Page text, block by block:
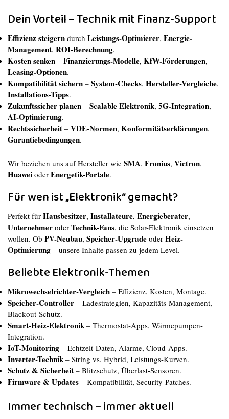
Dein Vorteil – Technik mit Finanz-Support
Effizienz steigern durch Leistungs-Optimierer, Energie-
Management, ROI-Berechnung.
Kosten senken – Finanzierungs-Modelle, KfW-Förderungen,
Leasing-Optionen.
Kompatibilität sichern – System-Checks, Hersteller-Vergleiche,
Installations-Tipps.
Zukunftssicher planen – Scalable Elektronik, 5G-Integration,
AI-Optimierung.
Rechtssicherheit – VDE-Normen, Konformitätserklärungen,
Garantiebedingungen.
Wir beziehen uns auf Hersteller wie SMA, Fronius, Victron,
Huawei oder Energetik-Portale.
Für wen ist „Elektronik“ gemacht?
Perfekt für Hausbesitzer, Installateure, Energieberater,
Unternehmer oder Technik-Fans, die Solar-Elektronik einsetzen
wollen. Ob PV-Neubau, Speicher-Upgrade oder Heiz-
Optimierung – unsere Inhalte passen zu jedem Level.
Beliebte Elektronik-Themen
Mikrowechselrichter-Vergleich – Effizienz, Kosten, Montage.
Speicher-Controller – Ladestrategien, Kapazitäts-Management,
Blackout-Schutz.
Smart-Heiz-Elektronik – Thermostat-Apps, Wärmepumpen-
Integration.
IoT-Monitoring – Echtzeit-Daten, Alarme, Cloud-Apps.
Inverter-Technik – String vs. Hybrid, Leistungs-Kurven.
Schutz & Sicherheit – Blitzschutz, Überlast-Sensoren.
Firmware & Updates – Kompatibilität, Security-Patches.
Immer technisch – immer aktuell